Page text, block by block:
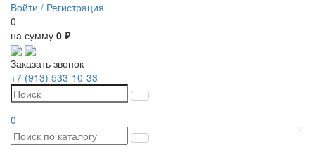
Войти / Регистрация
0
на сумму 0 ₽
Заказать звонок
+7 (913) 533-10-33
0